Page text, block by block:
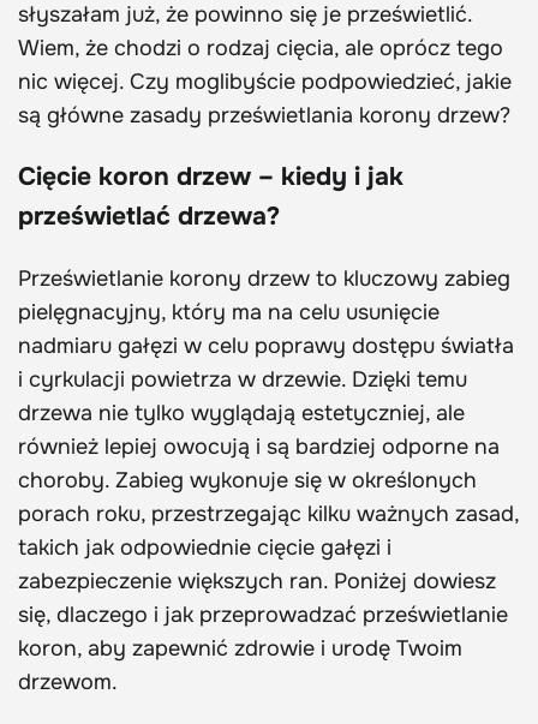
słyszałam już, że powinno się je prześwietlić.
Wiem, że chodzi o rodzaj cięcia, ale oprócz tego
nic więcej. Czy moglibyście podpowiedzieć, jakie
są główne zasady prześwietlania korony drzew?
Cięcie koron drzew – kiedy i jak
prześwietlać drzewa?
Prześwietlanie korony drzew to kluczowy zabieg
pielęgnacyjny, który ma na celu usunięcie
nadmiaru gałęzi w celu poprawy dostępu światła
i cyrkulacji powietrza w drzewie. Dzięki temu
drzewa nie tylko wyglądają estetyczniej, ale
również lepiej owocują i są bardziej odporne na
choroby. Zabieg wykonuje się w określonych
porach roku, przestrzegając kilku ważnych zasad,
takich jak odpowiednie cięcie gałęzi i
zabezpieczenie większych ran. Poniżej dowiesz
się, dlaczego i jak przeprowadzać prześwietlanie
koron, aby zapewnić zdrowie i urodę Twoim
drzewom.